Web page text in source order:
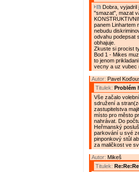
Dobra, vyjadril
"smazat", mazat
panem Linhartem
nebudu
odvahu podepsat
obhajuje.
Zkuste si procist
Bod 1 - Mikes
to jenom
vecny a uz vubec
Autor: Pavel
Titulek: Problém
Vše začalo
sdružení a
zastupitelstva
místo pro město
nahrávat. Do
Heřmanský
parkování u své
pinponkový stůl
za maličkost ve
Autor: Mikeš
Titulek: